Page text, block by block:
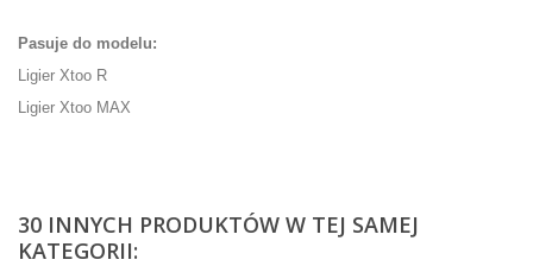
Pasuje do modelu:
Ligier Xtoo R
Ligier Xtoo MAX
30 INNYCH PRODUKTÓW W TEJ SAMEJ
KATEGORII: